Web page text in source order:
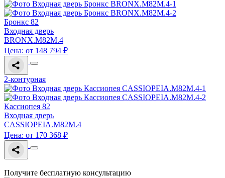
Бронкс 82
Входная дверь
BRONX.M82M.4
Цена: от 148 794 ₽
2-контурная
Кассиопея 82
Входная дверь
CASSIOPEIA.M82M.4
Цена: от 170 368 ₽
Получите бесплатную консультацию